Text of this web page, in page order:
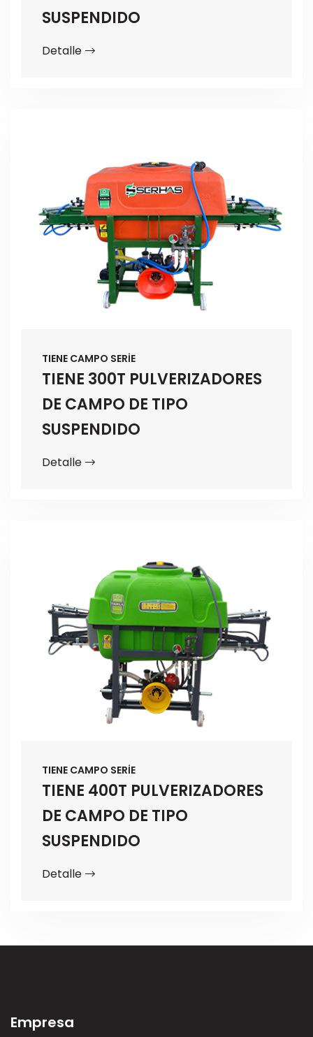
SUSPENDIDO
Detalle
TIENE CAMPO SERİE
TIENE 300T PULVERIZADORES
DE CAMPO DE TIPO
SUSPENDIDO
Detalle
TIENE CAMPO SERİE
TIENE 400T PULVERIZADORES
DE CAMPO DE TIPO
SUSPENDIDO
Detalle
Empresa